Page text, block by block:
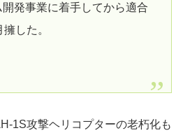
発事業に着手してから適合
した。
1S攻撃ヘリコプターの老朽化も